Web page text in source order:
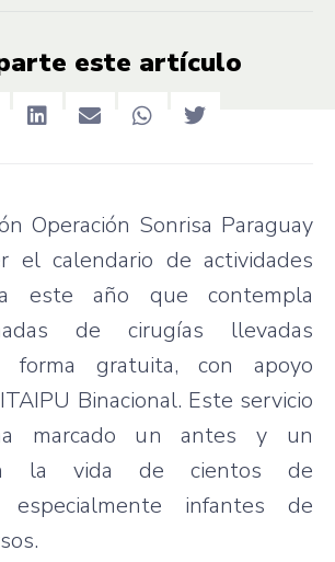
este artículo
Operación Sonrisa Paraguay
el calendario de actividades
este año que contempla
de cirugías llevadas
forma gratuita, con apoyo
Binacional. Este servicio
marcado un antes y un
la vida de cientos de
especialmente infantes de